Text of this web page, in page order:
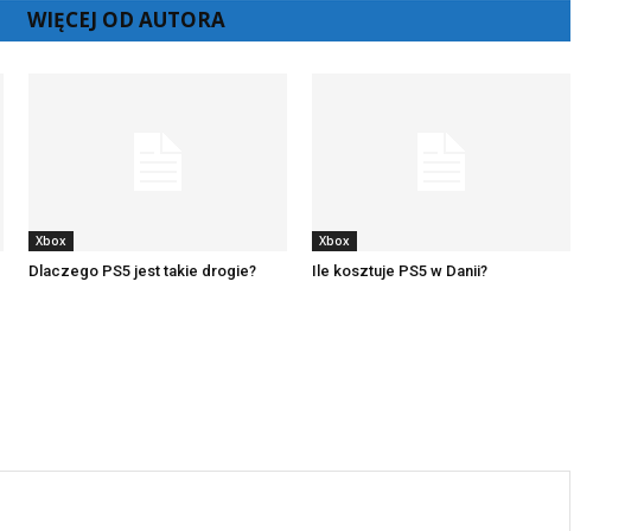
WIĘCEJ OD AUTORA
Xbox
Dlaczego PS5 jest takie drogie?
Xbox
Ile kosztuje PS5 w Danii?